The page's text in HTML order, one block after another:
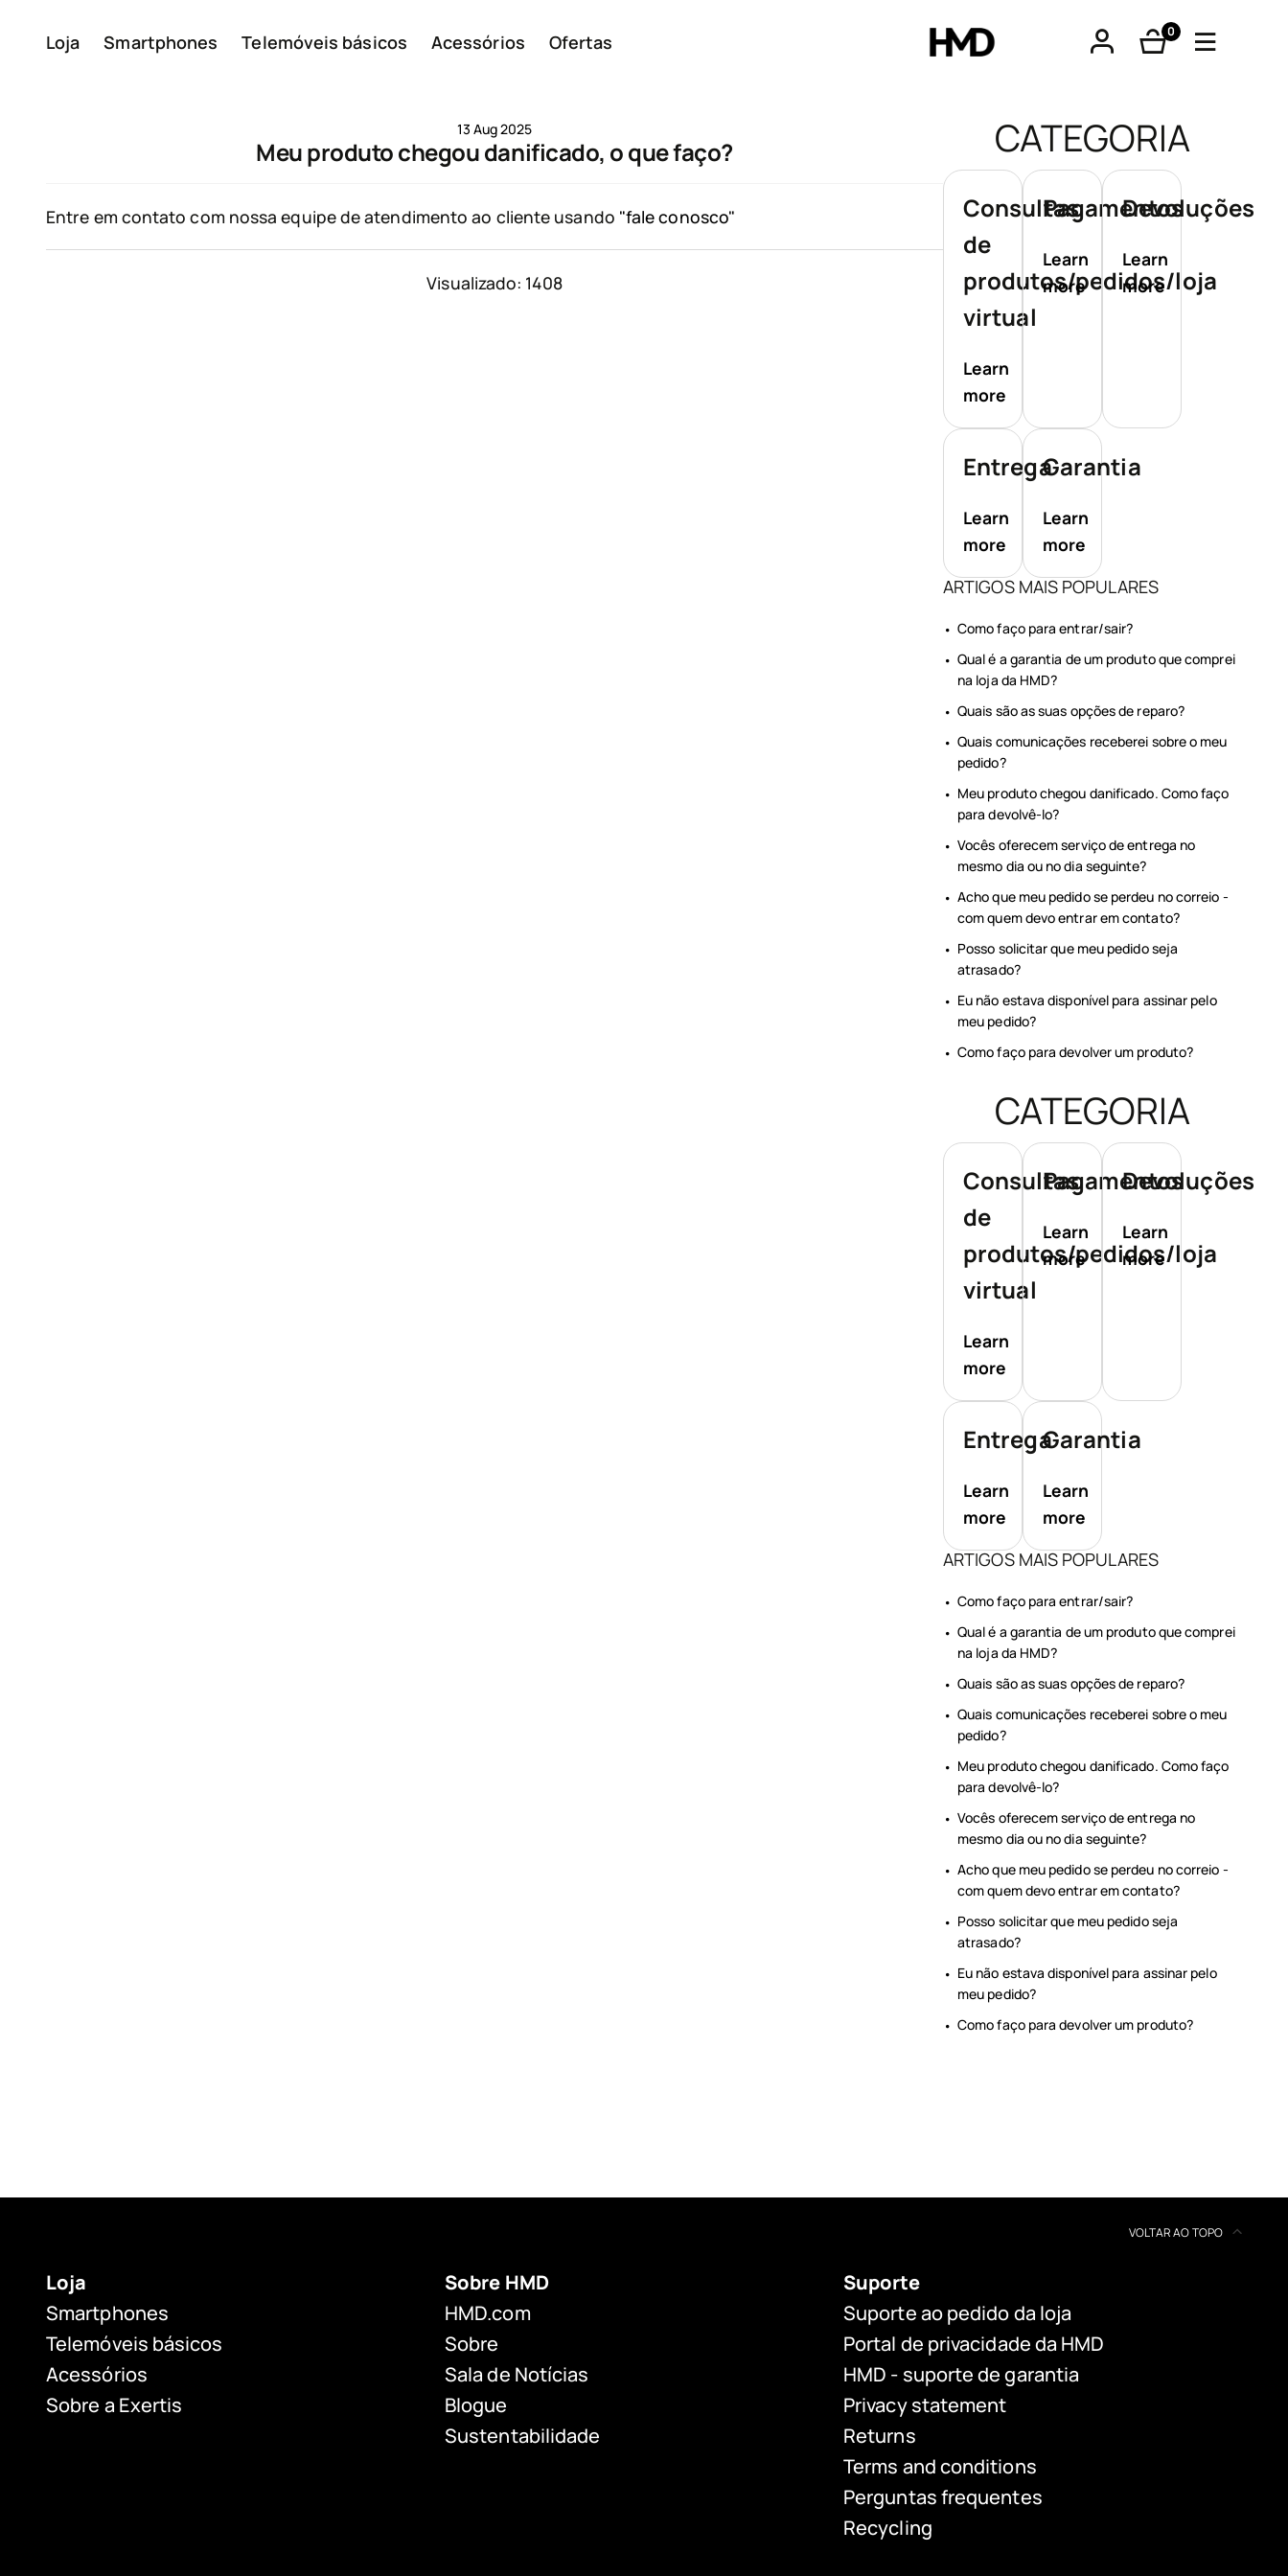
Loja Smartphones Telemóveis básicos Acessórios Ofertas
0
produtos
Smartphones
Telemóveis
Acessórios
13 Aug 2025
Meu produto chegou danificado, o que faço?
Entre em contato com nossa equipe de atendimento ao cliente usando "fale conosco"
Visualizado: 1408
CATEGORIA
Consultas
de
produtos/pedidos/loja
virtual
Learn
more
Pagamentos
Learn
more
Devoluções
Learn
more
Entrega
Learn
more
Garantia
Learn
more
ARTIGOS MAIS POPULARES
Como faço para entrar/sair?
Qual é a garantia de um produto que comprei
na loja da HMD?
Quais são as suas opções de reparo?
Quais comunicações receberei sobre o meu
pedido?
Meu produto chegou danificado. Como faço
para devolvê-lo?
Vocês oferecem serviço de entrega no
mesmo dia ou no dia seguinte?
Acho que meu pedido se perdeu no correio -
com quem devo entrar em contato?
Posso solicitar que meu pedido seja
atrasado?
Eu não estava disponível para assinar pelo
meu pedido?
Como faço para devolver um produto?
CATEGORIA
Consultas
de
produtos/pedidos/loja
virtual
Learn
more
Pagamentos
Learn
more
Devoluções
Learn
more
Entrega
Learn
more
Garantia
Learn
more
ARTIGOS MAIS POPULARES
Como faço para entrar/sair?
Qual é a garantia de um produto que comprei
na loja da HMD?
Quais são as suas opções de reparo?
Quais comunicações receberei sobre o meu
pedido?
Meu produto chegou danificado. Como faço
para devolvê-lo?
Vocês oferecem serviço de entrega no
mesmo dia ou no dia seguinte?
Acho que meu pedido se perdeu no correio -
com quem devo entrar em contato?
Posso solicitar que meu pedido seja
atrasado?
Eu não estava disponível para assinar pelo
meu pedido?
Como faço para devolver um produto?
VOLTAR AO TOPO
Loja
Smartphones
Telemóveis básicos
Acessórios
Sobre a Exertis
Sobre HMD
HMD.com
Sobre
Sala de Notícias
Blogue
Sustentabilidade
Suporte
Suporte ao pedido da loja
Portal de privacidade da HMD
HMD - suporte de garantia
Privacy statement
Returns
Terms and conditions
Perguntas frequentes
Recycling